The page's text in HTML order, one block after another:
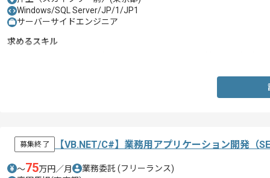
Windows/SQL Server/JP/1/JP1
サーバーサイドエンジニア
求めるスキル
募集終了 【VB.NET/C#】業務用アプリケーション開発（
〜75万円／月 業務委託 (フリーランス)